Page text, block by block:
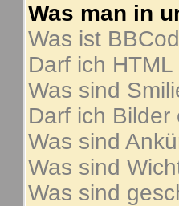
Was man in
Was ist
Darf ich
Was sind
Darf ich Bilder
Was sind
Was sind
Was sind